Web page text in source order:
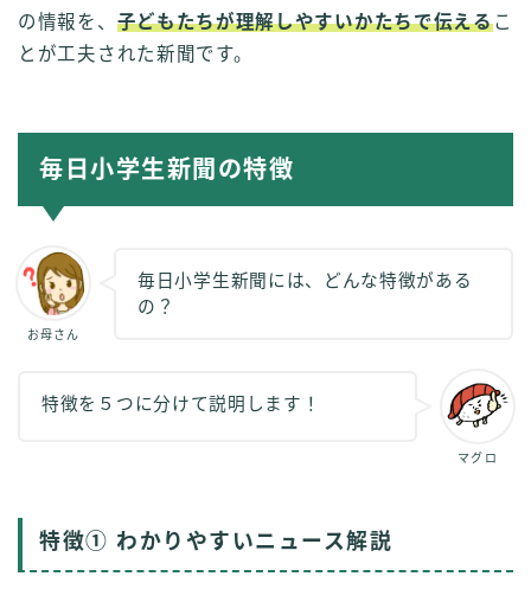
の情報を、 子どもたちが理解しやすいかたちで伝えるこ
とが工夫された新聞です。
毎日小学生新聞の特徴
お母さん
毎日小学生新聞には、どんな特徴がある
の？
マグロ
特徴を５つに分けて説明します！
特徴① わかりやすいニュース解説